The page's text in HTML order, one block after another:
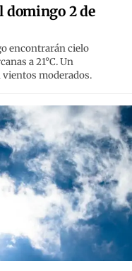
domingo 2 de
encontrarán cielo
a 21°C. Un
moderados.